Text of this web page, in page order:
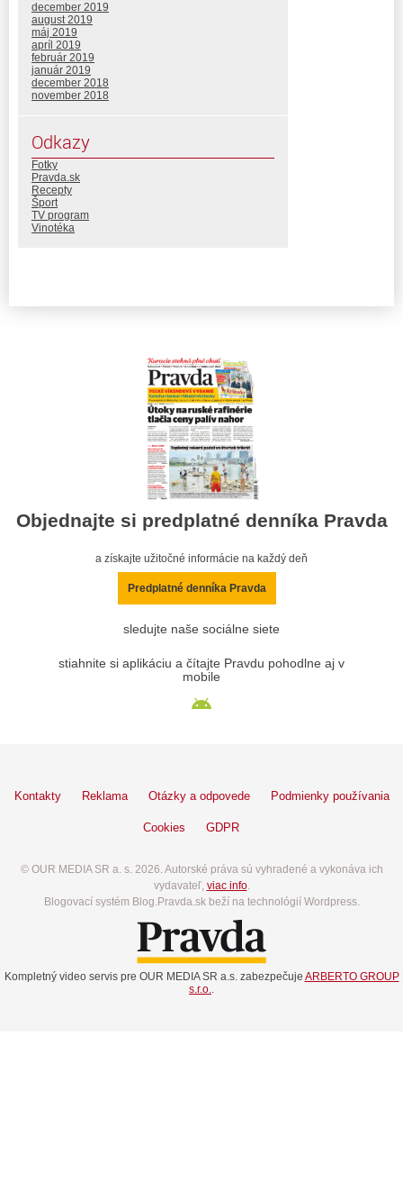
december 2019
august 2019
máj 2019
apríl 2019
február 2019
január 2019
december 2018
november 2018
Odkazy
Fotky
Pravda.sk
Recepty
Šport
TV program
Vinotéka
Objednajte si predplatné denníka Pravda
a získajte užitočné informácie na každý deň
Predplatné denníka Pravda
sledujte naše sociálne siete
stiahnite si aplikáciu a čítajte Pravdu pohodlne aj v
mobile
Kontakty Reklama Otázky a odpovede Podmienky používania
Cookies GDPR
© OUR MEDIA SR a. s. 2026. Autorské práva sú vyhradené a vykonáva ich
vydavateľ, viac info.
Blogovací systém Blog.Pravda.sk beží na technológií Wordpress.
Kompletný video servis pre OUR MEDIA SR a.s. zabezpečuje ARBERTO GROUP
s.r.o..